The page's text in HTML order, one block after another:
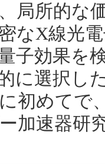
局所的な
なX線光
子効果を
に選択し
初めてで
加速器研